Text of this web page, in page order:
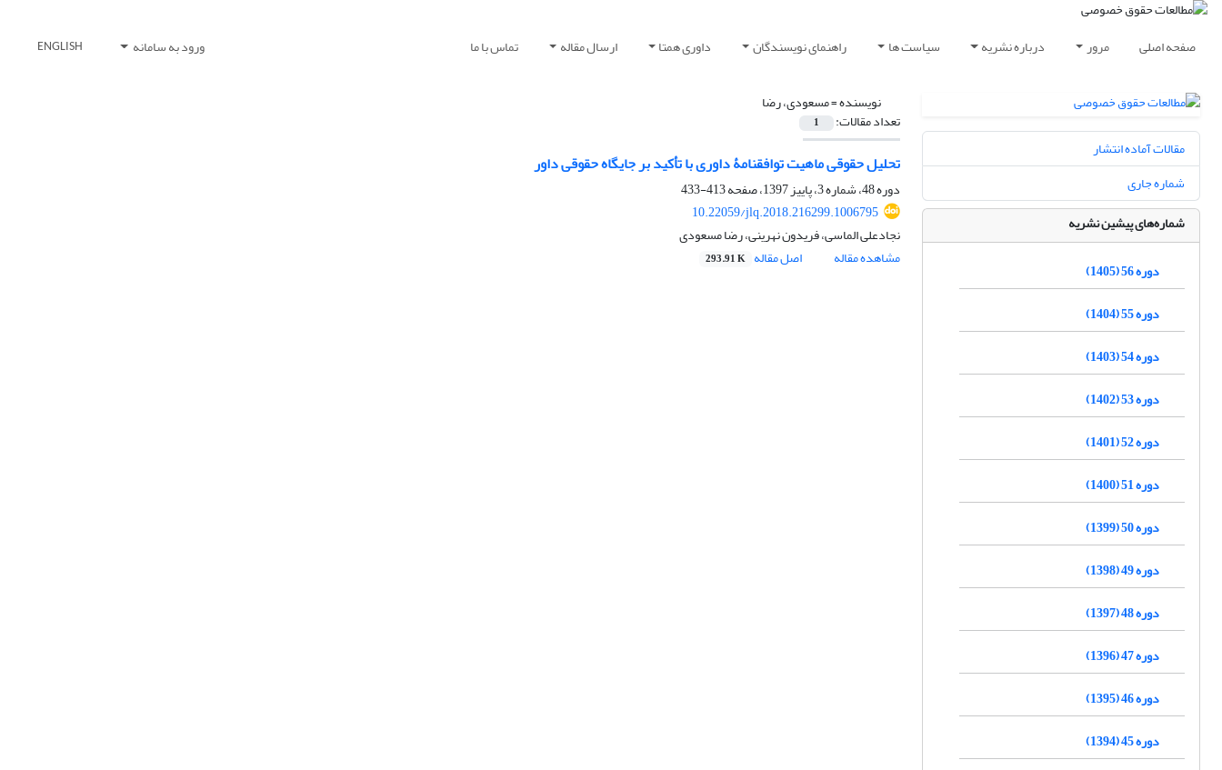
صفحه اصلی مرور درباره نشریه سیاست ها راهنمای نویسندگان داوری همتا ارسال مقاله تماس با ما ورود به سامانه ENGLISH
نویسنده =مسعودی، رضا
تعداد مقالات: 1
تحلیل حقوقی ماهیت توافقنامۀ داوری با تأکید بر جایگاه حقوقی داور
دوره 48، شماره 3، پاییز 1397، صفحه
413-433
10.22059/jlq.2018.216299.1006795
نجادعلی الماسی، فریدون نهرینی، رضا مسعودی
مشاهده مقاله
اصل مقاله 293.91 K
مقالات آماده انتشار
شماره جاری
شماره‌های پیشین نشریه
دوره 56 (1405)
دوره 55 (1404)
دوره 54 (1403)
دوره 53 (1402)
دوره 52 (1401)
دوره 51 (1400)
دوره 50 (1399)
دوره 49 (1398)
دوره 48 (1397)
دوره 47 (1396)
دوره 46 (1395)
دوره 45 (1394)